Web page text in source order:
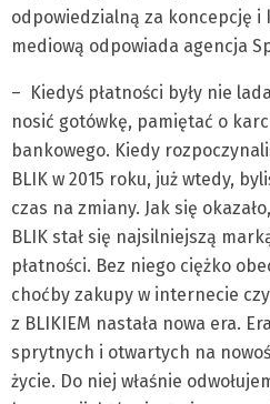
odpowiedzialną za koncepcję i
mediową odpowiada agencja
– Kiedyś płatności były nie
nosić gotówkę, pamiętać o
bankowego. Kiedy
BLIK w 2015 roku, już wtedy,
czas na zmiany. Jak się
BLIK stał się najsilniejszą
płatności. Bez niego ciężko
choćby zakupy w internecie
z BLIKIEM nastała nowa era.
sprytnych i otwartych na
życie. Do niej właśnie